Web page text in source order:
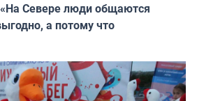
Севере люди общаются
а потому что